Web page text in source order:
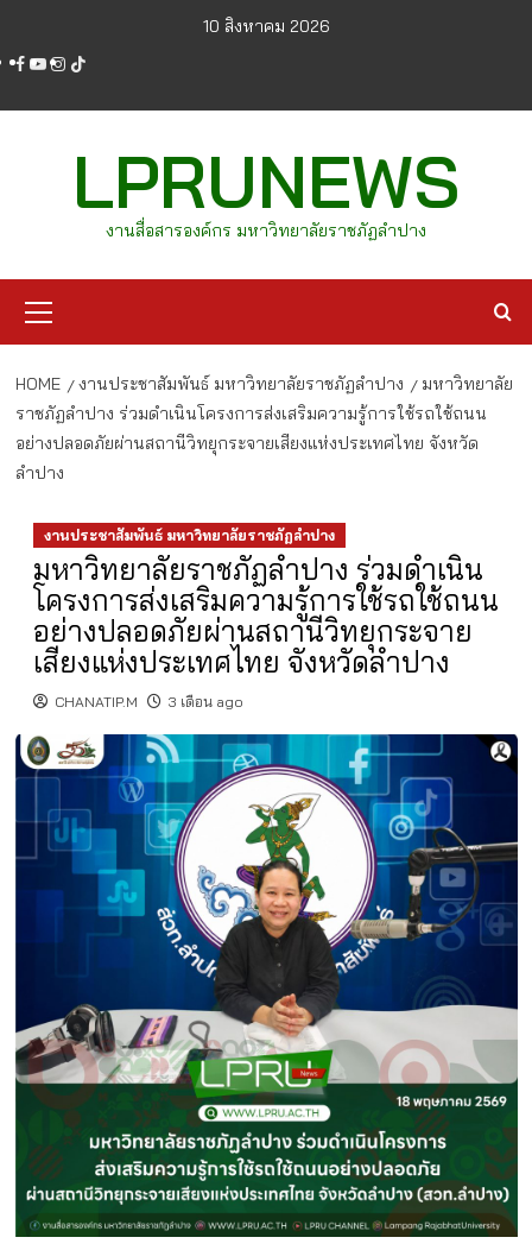
content
10 สิงหาคม 2026
facebook
youtube
instagram
tiktok
LPRUNEWS
งานสื่อสารองค์กร มหาวิทยาลัยราชภัฏลำปาง
Menu
HOME งานประชาสัมพันธ์ มหาวิทยาลัยราชภัฏลำปาง
มหาวิทยาลัย
ราชภัฏลำปาง ร่วมดำเนินโครงการส่งเสริมความรู้การใช้รถใช้ถนน
อย่างปลอดภัยผ่านสถานีวิทยุกระจายเสียงแห่งประเทศไทย จังหวัด
ลำปาง
งานประชาสัมพันธ์ มหาวิทยาลัยราชภัฏลำปาง
มหาวิทยาลัยราชภัฏลำปาง ร่วมดำเนิน
โครงการส่งเสริมความรู้การใช้รถใช้ถนน
อย่างปลอดภัยผ่านสถานีวิทยุกระจาย
เสียงแห่งประเทศไทย จังหวัดลำปาง
CHANATIP.M 3 เดือน ago